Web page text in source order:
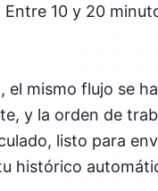
Entre 10 y 20
mismo flujo se
y la orden de
listo para
histórico